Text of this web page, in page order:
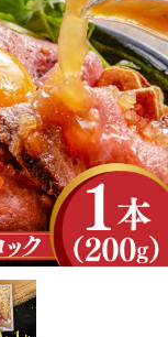
【数量限定】【季節の香り